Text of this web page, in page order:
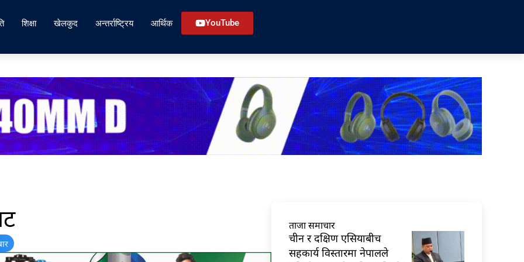
शिक्षा खेलकुद अन्तर्राष्ट्रिय आर्थिक YouTube
ताजा समाचार
चीन र दक्षिण एसियाबीच
सहकार्य विस्तारमा नेपालले